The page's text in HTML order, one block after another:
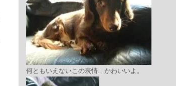
何ともいえないこの表情…かわいいよ。